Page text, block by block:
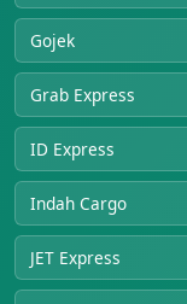
Gojek
Grab Express
ID Express
Indah Cargo
JET Express